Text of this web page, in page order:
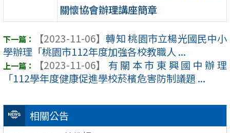
相關公告
關懷協會辦理講座簡章
【2023-11-06】 轉知 桃園市立楊光國民中小
學辦理「桃園市112年度加強各校教職人 ...
【2023-11-06】
有關本市東興國中辦理
「112學年度健康促進學校菸檳危害防制議題 ...